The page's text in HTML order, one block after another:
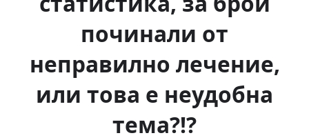
починали от
неправилно лечение,
или това е неудобна
тема?!?